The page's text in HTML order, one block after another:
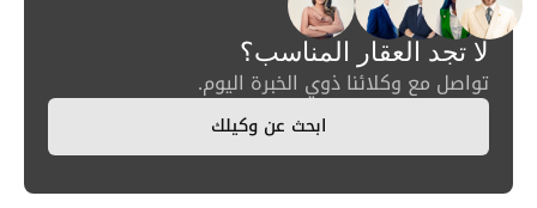
لا تجد العقار المناسب؟
تواصل مع وكلائنا ذوي الخبرة اليوم.
ابحث عن وكيلك